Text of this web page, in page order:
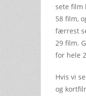
sete film
58 film,
færrest
29 film.
for hele
Hvis vi
og